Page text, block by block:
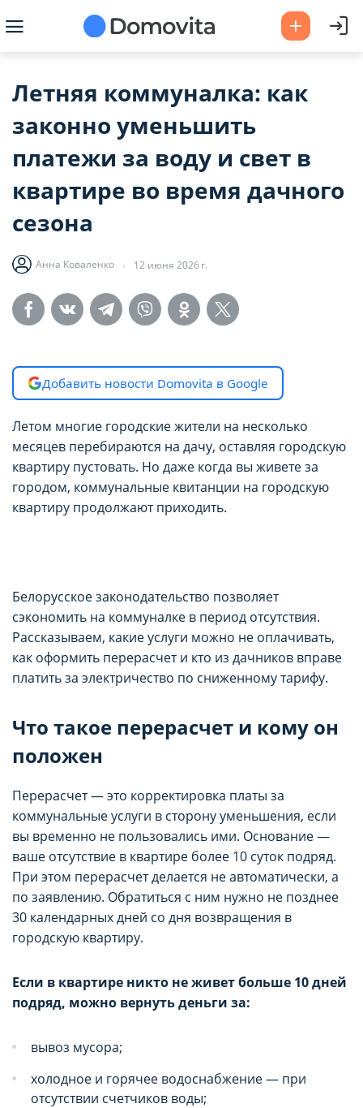
Летняя коммуналка: как
законно уменьшить
платежи за воду и свет в
квартире во время дачного
сезона
Анна Коваленко 12 июня 2026 г.
Добавить новости Domovita в Google
Летом многие городские жители на несколько
месяцев перебираются на дачу, оставляя городскую
квартиру пустовать. Но даже когда вы живете за
городом, коммунальные квитанции на городскую
квартиру продолжают приходить.
Белорусское законодательство позволяет
сэкономить на коммуналке в период отсутствия.
Рассказываем, какие услуги можно не оплачивать,
как оформить перерасчет и кто из дачников вправе
платить за электричество по сниженному тарифу.
Что такое перерасчет и кому он
положен
Перерасчет — это корректировка платы за
коммунальные услуги в сторону уменьшения, если
вы временно не пользовались ими. Основание —
ваше отсутствие в квартире более 10 суток подряд.
При этом перерасчет делается не автоматически, а
по заявлению. Обратиться с ним нужно не позднее
30 календарных дней со дня возвращения в
городскую квартиру.
Если в квартире никто не живет больше 10 дней
подряд, можно вернуть деньги за:
вывоз мусора;
холодное и горячее водоснабжение — при
отсутствии счетчиков воды;